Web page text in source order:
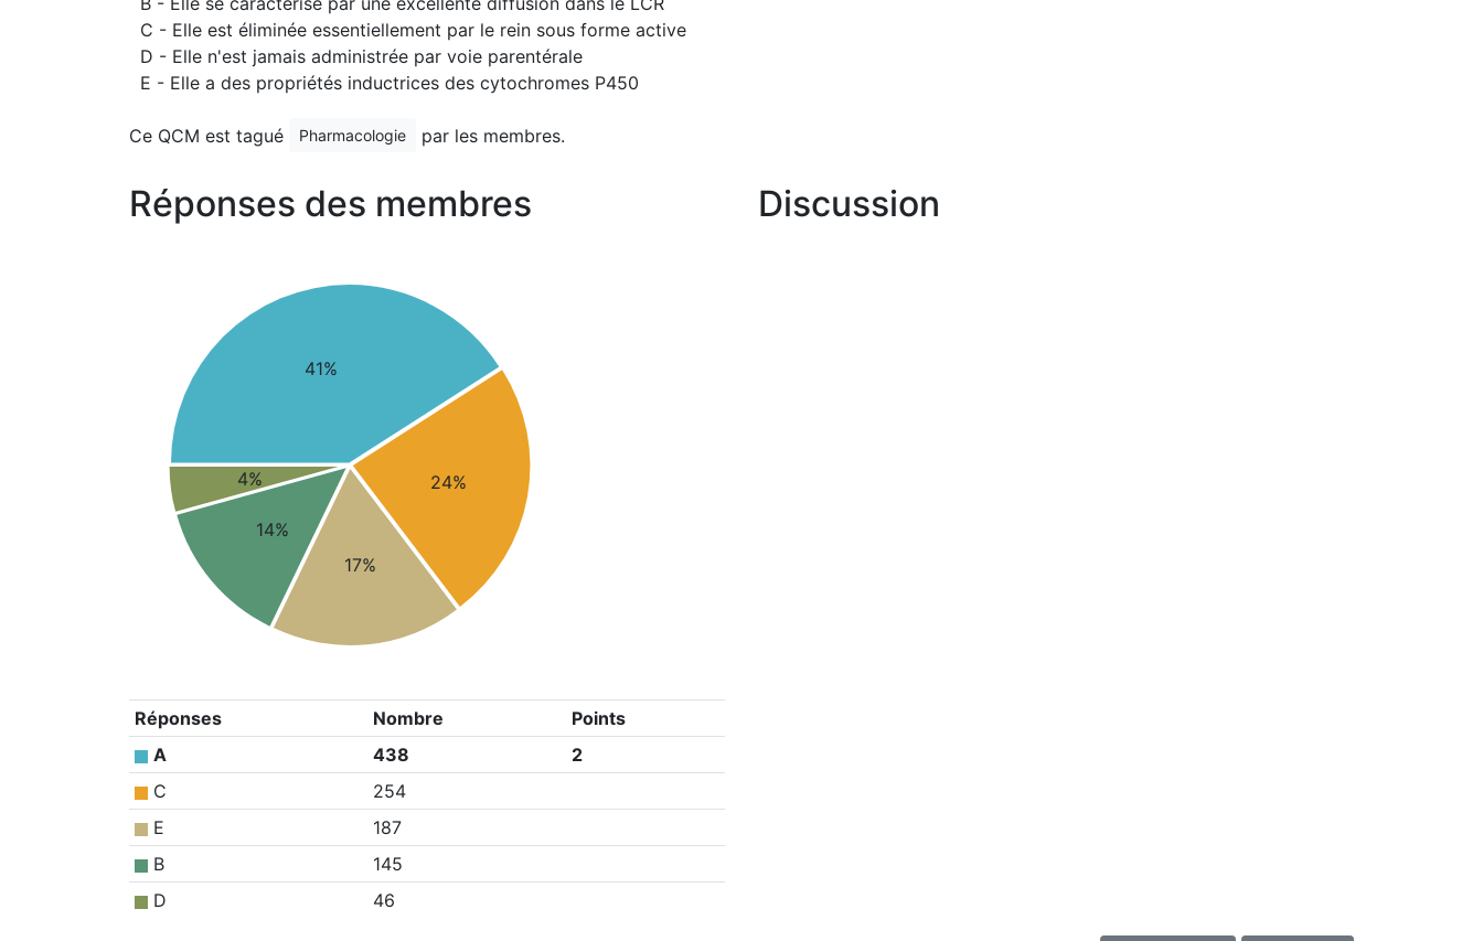
C - Elle est éliminée essentiellement par le rein sous forme active
D - Elle n'est jamais administrée par voie parentérale
E - Elle a des propriétés inductrices des cytochromes P450
Ce QCM est tagué Pharmacologie par les membres.
Réponses des membres
41%
24%
17%
14%
4%
Réponses Nombre
Points
A
438
2
C
254
E
187
B
145
D
46
Discussion